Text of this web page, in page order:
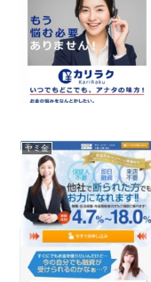
ヤミ金